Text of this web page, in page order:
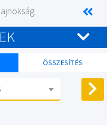
ÖSSZESÍTÉS